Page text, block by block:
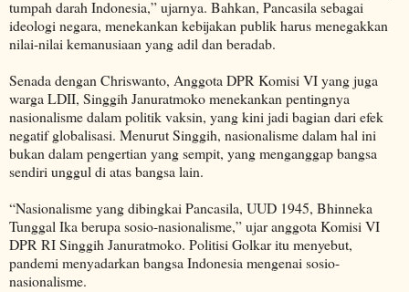
tumpah darah Indonesia,” ujarnya. Bahkan, Pancasila sebagai
ideologi negara, menekankan kebijakan publik harus menegakkan
nilai-nilai kemanusiaan yang adil dan beradab.
Senada dengan Chriswanto, Anggota DPR Komisi VI yang juga
warga LDII, Singgih Januratmoko menekankan pentingnya
nasionalisme dalam politik vaksin, yang kini jadi bagian dari efek
negatif globalisasi. Menurut Singgih, nasionalisme dalam hal ini
bukan dalam pengertian yang sempit, yang menganggap bangsa
sendiri unggul di atas bangsa lain.
“Nasionalisme yang dibingkai Pancasila, UUD 1945, Bhinneka
Tunggal Ika berupa sosio-nasionalisme,” ujar anggota Komisi VI
DPR RI Singgih Januratmoko. Politisi Golkar itu menyebut,
pandemi menyadarkan bangsa Indonesia mengenai sosio-
nasionalisme.